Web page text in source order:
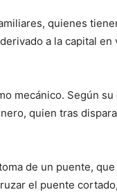
quienes
a la capital
mecánico. Según
quien tras
de un puente,
el puente